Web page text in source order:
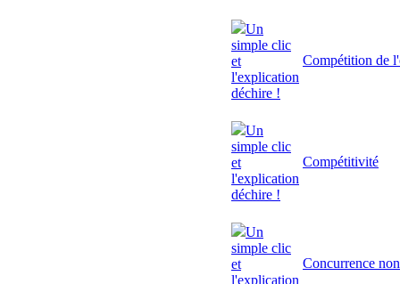
Un
simple clic
et
l'explication
déchire !
Compétition de
Un
simple clic
et
l'explication
déchire !
Compétitivité
Un
simple clic
et
l'explication
Concurrence